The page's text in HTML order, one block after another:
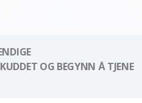
OG BEGYNN Å TJENE